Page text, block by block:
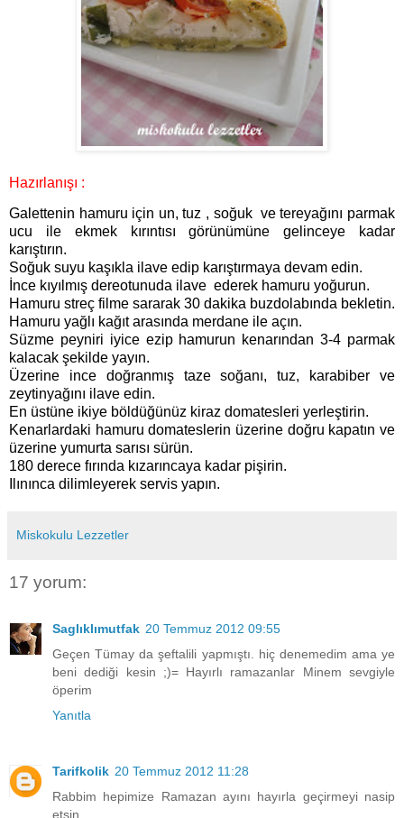
Hazırlanışı :
Galettenin hamuru için un, tuz , soğuk ve tereyağını parmak
ucu ile ekmek kırıntısı görünümüne gelinceye kadar
karıştırın.
Soğuk suyu kaşıkla ilave edip karıştırmaya devam edin.
İnce kıyılmış dereotunuda ilave ederek hamuru yoğurun.
Hamuru streç filme sararak 30 dakika buzdolabında bekletin.
Hamuru yağlı kağıt arasında merdane ile açın.
Süzme peyniri iyice ezip hamurun kenarından 3-4 parmak
kalacak şekilde yayın.
Üzerine ince doğranmış taze soğanı, tuz, karabiber ve
zeytinyağını ilave edin.
En üstüne ikiye böldüğünüz kiraz domatesleri yerleştirin.
Kenarlardaki hamuru domateslerin üzerine doğru kapatın ve
üzerine yumurta sarısı sürün.
180 derece fırında kızarıncaya kadar pişirin.
Ilınınca dilimleyerek servis yapın.
Miskokulu Lezzetler
17 yorum:
Saglıklımutfak 20 Temmuz 2012 09:55
Geçen Tümay da şeftalili yapmıştı. hiç denemedim ama ye
beni dediği kesin ;)= Hayırlı ramazanlar Minem sevgiyle
öperim
Yanıtla
Tarifkolik 20 Temmuz 2012 11:28
Rabbim hepimize Ramazan ayını hayırla geçirmeyi nasip
etsin.